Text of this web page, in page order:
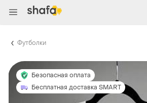
Футболки
Безопасная оплата
Бесплатная доставка SMART